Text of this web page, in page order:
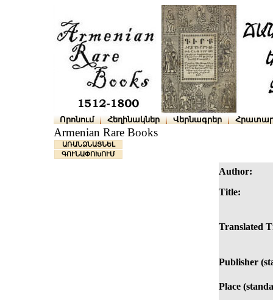
Որոնում Հեղինակներ Վերնագրեր
Armenian Rare Books
ԱՌԱՆՁՆԱՑՆԵԼ
ԳՈՒՆԱՓՈԽՈՒՄ
Author:
Title:
Translated
Publisher
Place